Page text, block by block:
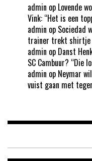
admin op Lovende
Vink: “Het is een
admin op Sociedad
trainer trekt shirtje
admin op Danst
SC Cambuur? “Die
admin op Neymar
vuist gaan met